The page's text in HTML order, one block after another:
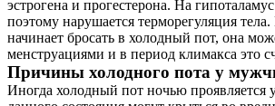
эстрогена и прогестерона. На
поэтому нарушается терморегуляция
начинает бросать в холодный пот, она
менструациями и в период климакса это
Причины холодного пота у
Иногда холодный пот ночью